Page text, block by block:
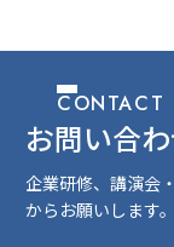
CONTACT
お問い合
企業研修、講演会
からお願いします。